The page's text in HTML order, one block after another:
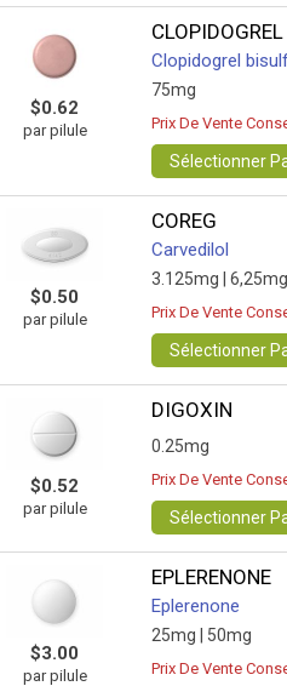
$0.62
par pilule
CLOPIDOGREL
Clopidogrel
75mg
Prix De Vente
Sélectionner
$0.50
par pilule
COREG
Carvedilol
3.125mg | 6,25mg |
Prix De Vente
Sélectionner
$0.52
par pilule
DIGOXIN
0.25mg
Prix De Vente
Sélectionner
$3.00
par pilule
EPLERENONE
Eplerenone
25mg | 50mg
Prix De Vente